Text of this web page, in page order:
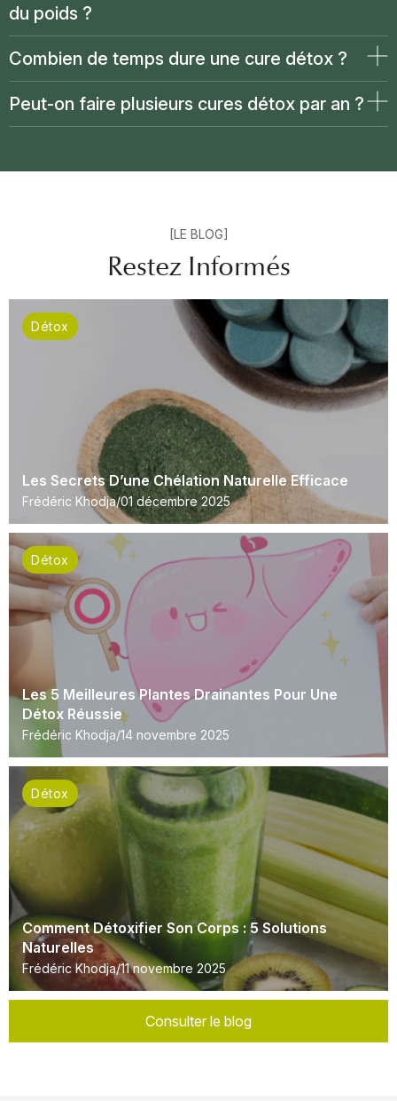
du poids ?
Combien de temps dure une cure détox ?
Peut-on faire plusieurs cures détox par an ?
[LE BLOG]
Restez Informés
Détox
Les Secrets D’une Chélation Naturelle Efficace
Frédéric Khodja 01 décembre 2025
Détox
Les 5 Meilleures Plantes Drainantes Pour Une
Détox Réussie
Frédéric Khodja 14 novembre 2025
Détox
Comment Détoxifier Son Corps : 5 Solutions
Naturelles
Frédéric Khodja 11 novembre 2025
Consulter le blog